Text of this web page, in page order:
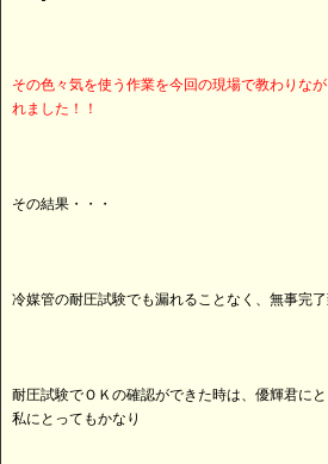
その色々気を使う作業を今回の現場で教わりな
れました！！
その結果・・・
冷媒管の耐圧試験でも漏れることなく、無事完了
耐圧試験でＯＫの確認ができた時は、優輝君に
私にとってもかなり